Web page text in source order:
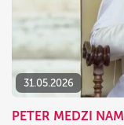
31.05.2026
PETER MEDZI NAMI